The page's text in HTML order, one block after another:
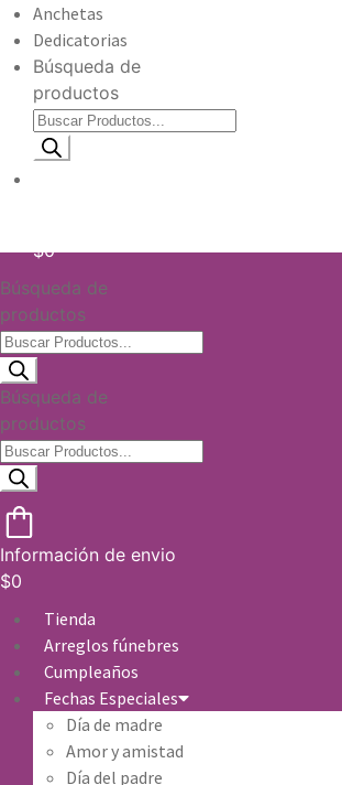
Anchetas
Dedicatorias
Búsqueda de
productos
$0
Búsqueda de
productos
Búsqueda de
productos
Información de envio
$0
Tienda
Arreglos fúnebres
Cumpleaños
Fechas Especiales
Día de madre
Amor y amistad
Día del padre